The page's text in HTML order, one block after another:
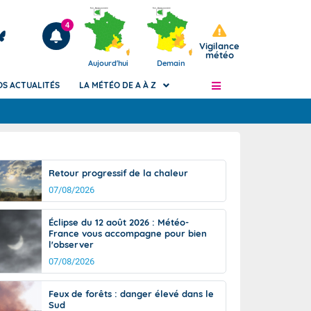
Articles
4
Aujourd'hui Demain
Vigilance
météo
de
Phénomènes dangereux de J+2 à J+7
Avertissement pluies intenses à l'échelle
des communes (Apic)
Bulletins Marine
Bulletins d'estimation du risque
d'avalanche
Météo des forêts
Vigicrues
ACTUALITÉS LA MÉTÉO DE A À Z
Retour progressif de la chaleur
07/08/2026
Éclipse du 12 août 2026 : Météo-
France vous accompagne pour bien
l'observer
07/08/2026
Feux de forêts : danger élevé dans le
Sud